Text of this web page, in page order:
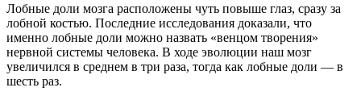
Лобные доли мозга расположены чуть повыше глаз, сразу за
лобной костью. Последние исследования доказали, что
именно лобные доли можно назвать «венцом творения»
нервной системы человека. В ходе эволюции наш мозг
увеличился в среднем в три раза, тогда как лобные доли — в
шесть раз.